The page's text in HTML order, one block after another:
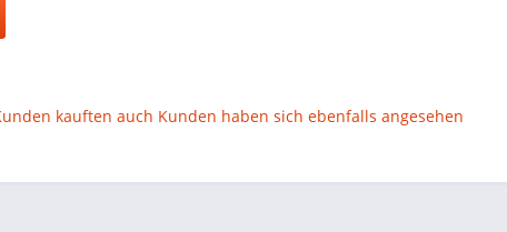
kauften auch Kunden haben sich ebenfalls angesehen